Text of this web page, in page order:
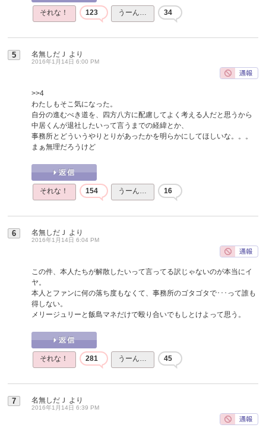
それな！ 123 うーん… 34
5 名無しだＪ より
2016年1月14日 6:00 PM
>>4
わたしもそこ気になった。
自分の進むべき道を、四方八方に配慮してよく考える人だと思うから
中居くんが退社したいって言うまでの経緯とか、
事務所とどういうやりとりがあったかを明らかにしてほしいな。。。
まぁ無理だろうけど
それな！ 154 うーん… 16
6 名無しだＪ より
2016年1月14日 6:04 PM
この件、本人たちが解散したいって言ってる訳じゃないのが本当にイ
ヤ。
本人とファンに何の落ち度もなくて、事務所のゴタゴタで･･･って誰も
得しない。
メリージュリーと飯島マネだけで殴り合いでもしとけよって思う。
それな！ 281 うーん… 45
7 名無しだＪ より
2016年1月14日 6:39 PM